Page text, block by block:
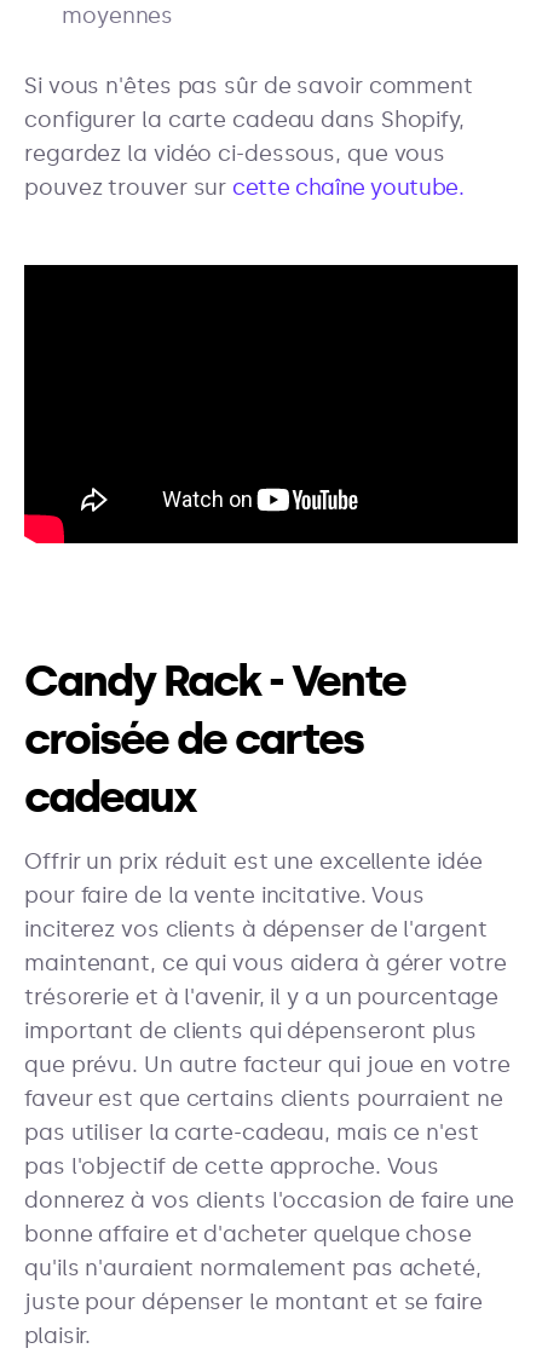
moyennes
Si vous n'êtes pas sûr de savoir comment
configurer la carte cadeau dans Shopify,
regardez la vidéo ci-dessous, que vous
pouvez trouver sur cette chaîne youtube.
Candy Rack - Vente
croisée de cartes
cadeaux
Offrir un prix réduit est une excellente idée
pour faire de la vente incitative. Vous
inciterez vos clients à dépenser de l'argent
maintenant, ce qui vous aidera à gérer votre
trésorerie et à l'avenir, il y a un pourcentage
important de clients qui dépenseront plus
que prévu. Un autre facteur qui joue en votre
faveur est que certains clients pourraient ne
pas utiliser la carte-cadeau, mais ce n'est
pas l'objectif de cette approche. Vous
donnerez à vos clients l'occasion de faire une
bonne affaire et d'acheter quelque chose
qu'ils n'auraient normalement pas acheté,
juste pour dépenser le montant et se faire
plaisir.